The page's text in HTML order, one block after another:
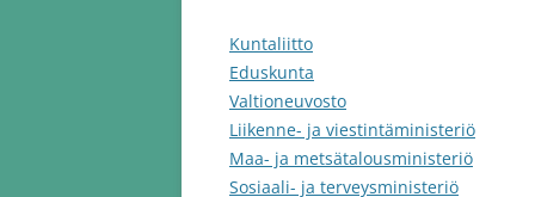
Kuntaliitto
Eduskunta
Valtioneuvosto
Liikenne- ja viestintäministeriö
Maa- ja metsätalousministeriö
Sosiaali- ja terveysministeriö